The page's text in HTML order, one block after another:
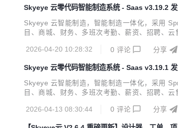
Skyeye 云零代码智能制造系统 - Saas v3.19.2
Skyeye 云智能制造，智能制造一体化，采用
目、商城、财务、多班次考勤、薪资、招聘、
2026-04-20 10:28:32
0 评论 分享
Skyeye 云零代码智能制造系统 - Saas v3.19.1
Skyeye 云智能制造，智能制造一体化，采用
目、商城、财务、多班次考勤、薪资、招聘、
2026-04-13 08:30:44
0 评论 分享